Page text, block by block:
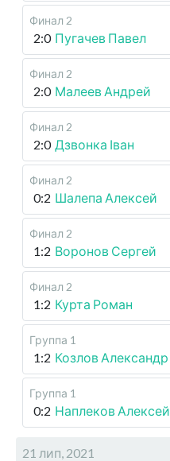
Финал 2
2:0 Пугачев Павел
Финал 2
2:0 Малеев Андрей
Финал 2
2:0 Дзвонка Іван
Финал 2
0:2 Шалепа Алексей
Финал 2
1:2 Воронов Сергей
Финал 2
1:2 Курта Роман
Группа 1
1:2 Козлов Александр
Группа 1
0:2 Наплеков Алексей
21 лип, 2021